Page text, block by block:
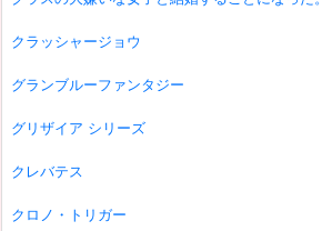
クラッシャージョウ
グランブルーファンタジー
グリザイア シリーズ
クレバテス
クロノ・トリガー